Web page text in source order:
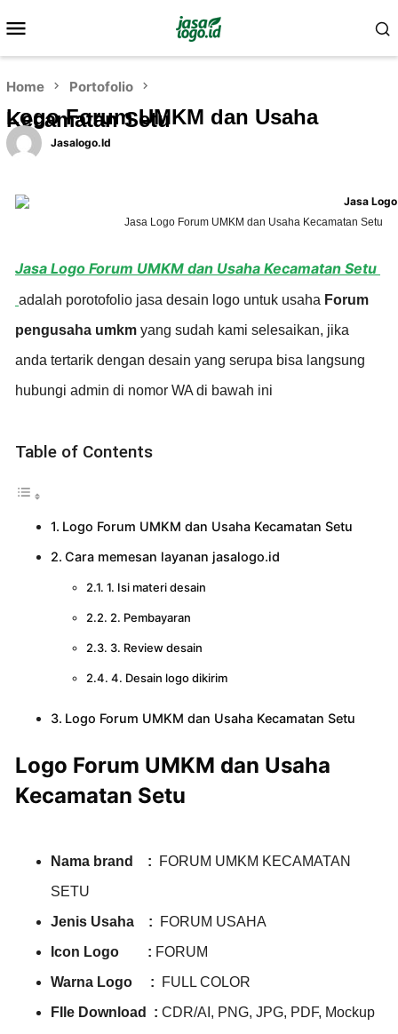
Home Portofolio
Logo Forum UMKM dan Usaha
Kecamatan Setu
Jasalogo.id
Jasa Logo Forum UMKM dan Usaha Kecamatan Setu
Jasa Logo Forum UMKM dan Usaha Kecamatan Setu
adalah porotofolio jasa desain logo untuk usaha Forum
pengusaha umkm yang sudah kami selesaikan, jika
anda tertarik dengan desain yang serupa bisa langsung
hubungi admin di nomor WA di bawah ini
Table of Contents
Logo Forum UMKM dan Usaha Kecamatan Setu
Cara memesan layanan jasalogo.id
1. Isi materi desain
2. Pembayaran
3. Review desain
4. Desain logo dikirim
Logo Forum UMKM dan Usaha Kecamatan Setu
Logo Forum UMKM dan Usaha
Kecamatan Setu
Nama brand : FORUM UMKM KECAMATAN
SETU
Jenis Usaha : FORUM USAHA
Icon Logo : FORUM
Warna Logo : FULL COLOR
FIle Download : CDR/AI, PNG, JPG, PDF, Mockup